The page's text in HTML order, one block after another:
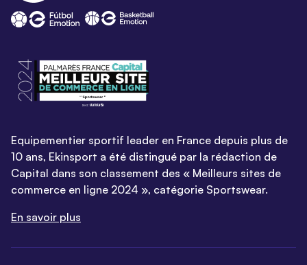
Equipementier sportif leader en France depuis plus de
10 ans, Ekinsport a été distingué par la rédaction de
Capital dans son classement des « Meilleurs sites de
commerce en ligne 2024 », catégorie Sportswear.
En savoir plus